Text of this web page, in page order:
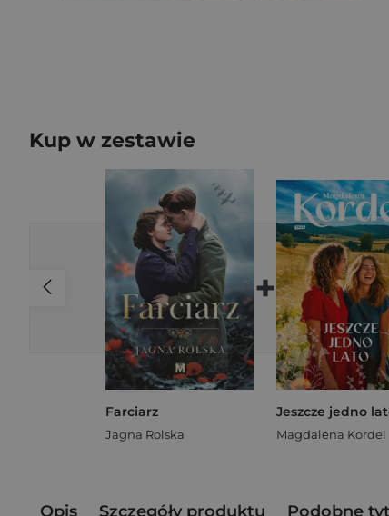
Kup w zestawie
Farciarz
Jagna Rolska
+
Jeszcze jedno
Magdalena Kordel
Opis Szczegóły produktu Podobne